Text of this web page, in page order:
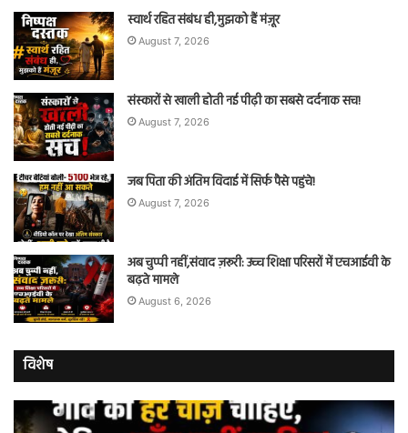
स्वार्थ रहित संबंध ही,मुझको हैं मंज़ूर
August 7, 2026
संस्कारों से खाली होती नई पीढ़ी का सबसे दर्दनाक सच!
August 7, 2026
जब पिता की अंतिम विदाई में सिर्फ पैसे पहुंचे!
August 7, 2026
अब चुप्पी नहीं,संवाद ज़रूरी: उच्च शिक्षा परिसरों में एचआईवी के
बढ़ते मामले
August 6, 2026
विशेष